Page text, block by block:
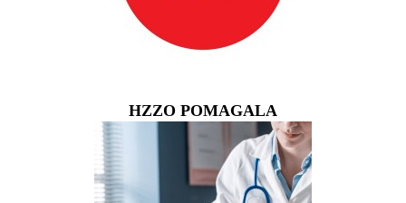
HZZO POMAGALA